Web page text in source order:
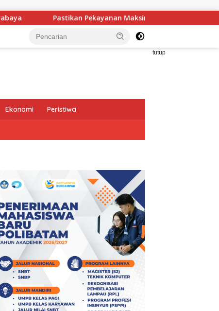
Maksimal, Direksi Jasa Raharja Tinjau Korban
tutup
Ekonomi Peristiwa